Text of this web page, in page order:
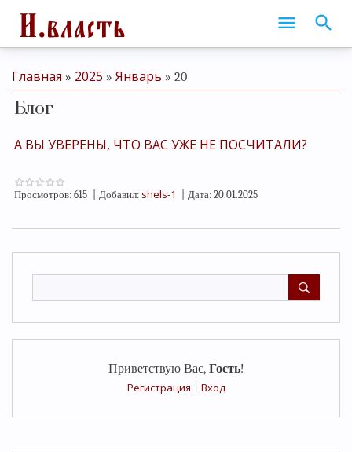
Приветствую Вас, Гость!
Регистрация
Вход
Главная » 2025 » Январь » 20
Блог
А ВЫ УВЕРЕНЫ, ЧТО ВАС УЖЕ НЕ ПОСЧИТАЛИ?
Просмотров: 615 Добавил: shels-1 Дата: 20.01.2025